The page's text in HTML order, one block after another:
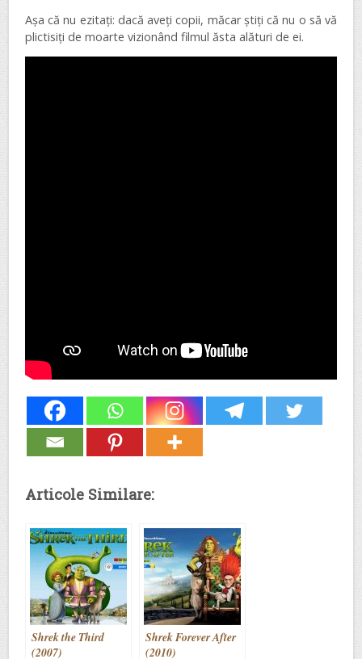
Așa că nu ezitați: dacă aveți copii, măcar știți că nu o să vă
plictisiți de moarte vizionând filmul ăsta alături de ei.
Articole Similare:
Shrek the Third
(2007)
Shrek Forever After
(2010)